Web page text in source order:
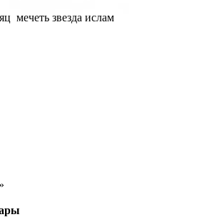
мечеть звезда ислам
»